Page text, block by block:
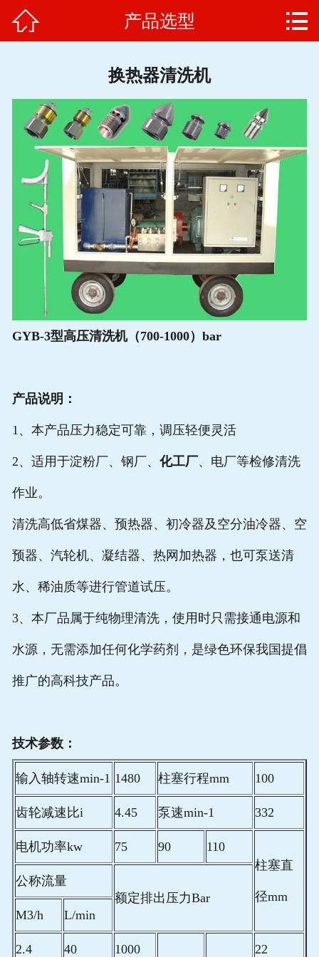
客户案例
产品选型
生产厂家
联系方式
 产品选型 
换热器清洗机
GYB-3型高压清洗机（700-1000）bar
产品说明：
1、本产品压力稳定可靠，调压轻便灵活
2、适用于淀粉厂、钢厂、 化工厂、电厂等检修清洗
作业。
清洗高低省煤器、预热器、初冷器及空分油冷器、空
预器、汽轮机、凝结器、热网加热器，也可泵送清
水、稀油质等进行管道试压。
3、本厂品属于纯物理清洗，使用时只需接通电源和
水源，无需添加任何化学药剂，是绿色环保我国提倡
推广的高科技产品。
技术参数：
输入轴转速min-1 1480 柱塞行程mm 100
齿轮减速比i 4.45 泵速min-1 332
电机功率kw 75 90
110
柱塞直
径mm
公称流量
额定排出压力Bar
M3/h
L/min
2.4 40 1000 22